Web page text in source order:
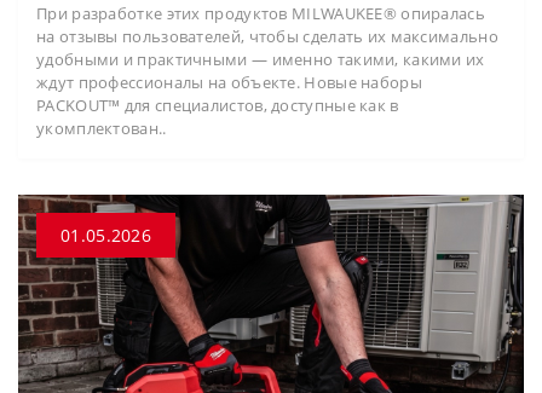
При разработке этих продуктов MILWAUKEE® опиралась
на отзывы пользователей, чтобы сделать их максимально
удобными и практичными — именно такими, какими их
ждут профессионалы на объекте. Новые наборы
PACKOUT™ для специалистов, доступные как в
укомплектован..
01.05.2026